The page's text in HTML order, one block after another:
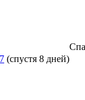
(спустя 8 дней)